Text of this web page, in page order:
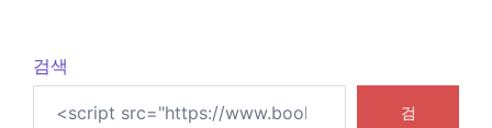
검색
검